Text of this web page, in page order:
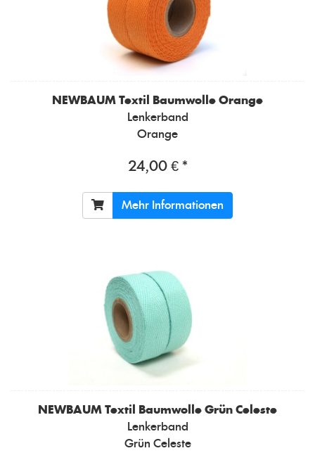
NEWBAUM Textil Baumwolle Orange
Lenkerband
Orange
24,00 € *
Mehr Informationen
NEWBAUM Textil Baumwolle Grün Celeste
Lenkerband
Grün Celeste